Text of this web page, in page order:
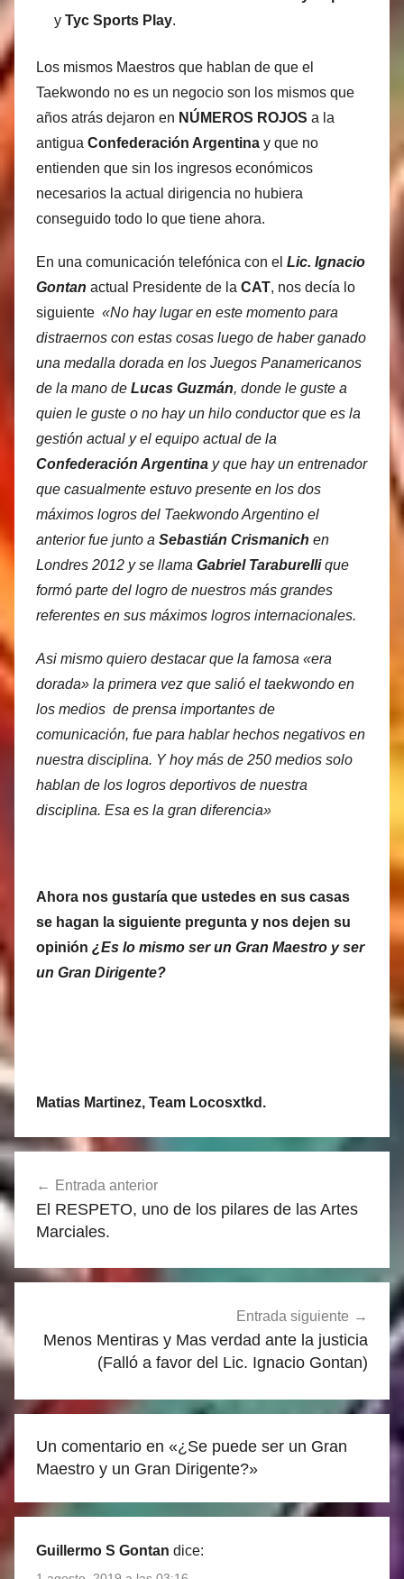
y Tyc Sports Play.
Los mismos Maestros que hablan de que el
Taekwondo no es un negocio son los mismos que
años atrás dejaron en NÚMEROS ROJOS a la
antigua Confederación Argentina y que no
entienden que sin los ingresos económicos
necesarios la actual dirigencia no hubiera
conseguido todo lo que tiene ahora.
En una comunicación telefónica con el Lic. Ignacio
Gontan actual Presidente de la CAT, nos decía lo
siguiente «No hay lugar en este momento para
distraernos con estas cosas luego de haber ganado
una medalla dorada en los Juegos Panamericanos
de la mano de Lucas Guzmán, donde le guste a
quien le guste o no hay un hilo conductor que es la
gestión actual y el equipo actual de la
Confederación Argentina y que hay un entrenador
que casualmente estuvo presente en los dos
máximos logros del Taekwondo Argentino el
anterior fue junto a Sebastián Crismanich en
Londres 2012 y se llama Gabriel Taraburellique
formó parte del logro de nuestros más grandes
referentes en sus máximos logros internacionales.
Asi mismo quiero destacar que la famosa «era
dorada» la primera vez que salió el taekwondo en
los medios de prensa importantes de
comunicación, fue para hablar hechos negativos en
nuestra disciplina. Y hoy más de 250 medios solo
hablan de los logros deportivos de nuestra
disciplina. Esa es la gran diferencia»
Ahora nos gustaría que ustedes en sus casas
se hagan la siguiente pregunta y nos dejen su
opinión ¿Es lo mismo ser un Gran Maestro y ser
un Gran Dirigente?
Matias Martinez, Team Locosxtkd.
Navegación
de
entradas
Entrada anterior
El RESPETO, uno de los pilares de las Artes
Marciales.
Entrada siguiente
Menos Mentiras y Mas verdad ante la justicia
(Falló a favor del Lic. Ignacio Gontan)
Un comentario en «¿Se puede ser un Gran
Maestro y un Gran Dirigente?»
Guillermo S Gontan dice: